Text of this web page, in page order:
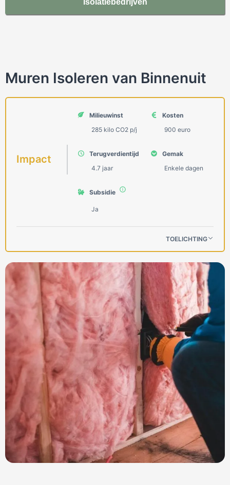
Isolatiebedrijven
Muren Isoleren van Binnenuit
Impact
Milieuwinst
285 kilo СО2 p/j
Kosten
900 euro
Terugverdientijd
4.7 jaar
Gemak
Enkele dagen
Subsidie
Ja
TOELICHTING